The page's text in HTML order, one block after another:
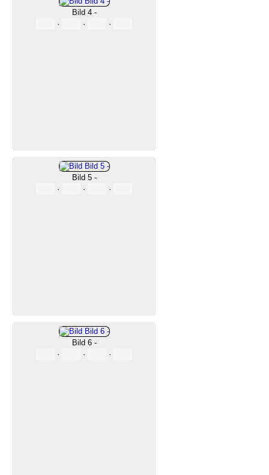
Bild 4 -
·
· ·
Bild 5 -
·
· ·
Bild 6 -
·
· ·